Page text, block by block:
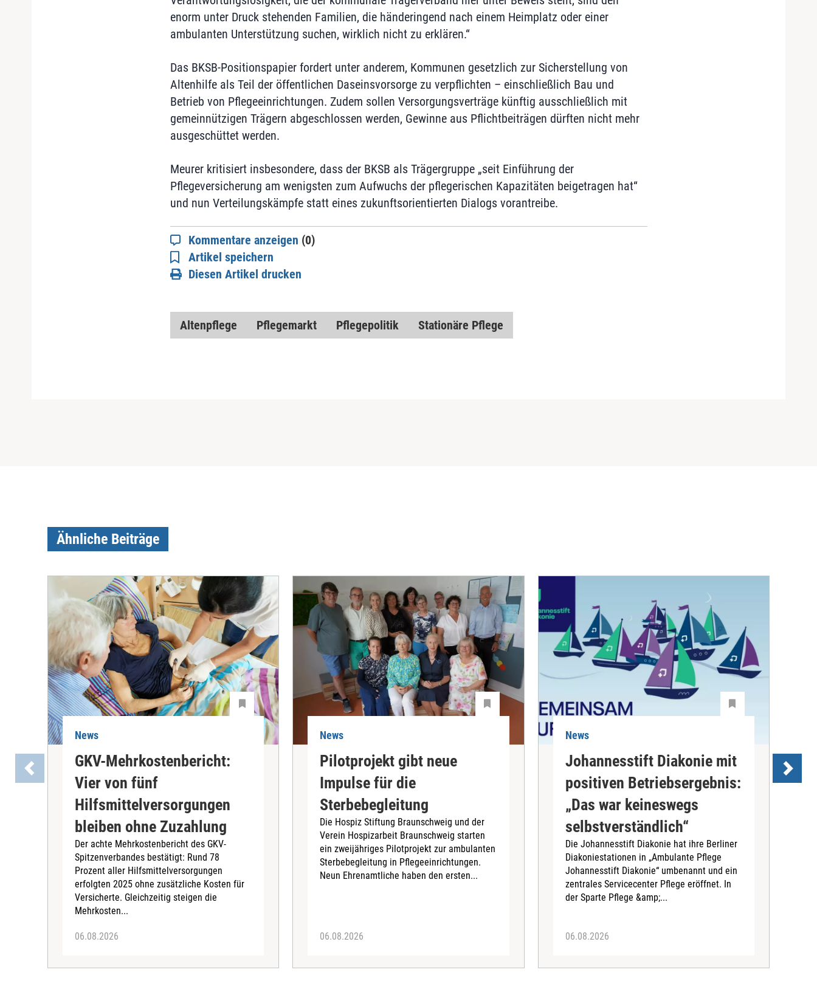
enorm unter Druck stehenden Familien, die händeringend nach einem Heimplatz oder einer
ambulanten Unterstützung suchen, wirklich nicht zu erklären.“
Das BKSB-Positionspapier fordert unter anderem, Kommunen gesetzlich zur Sicherstellung von
Altenhilfe als Teil der öffentlichen Daseinsvorsorge zu verpflichten – einschließlich Bau und
Betrieb von Pflegeeinrichtungen. Zudem sollen Versorgungsverträge künftig ausschließlich mit
gemeinnützigen Trägern abgeschlossen werden, Gewinne aus Pflichtbeiträgen dürften nicht mehr
ausgeschüttet werden.
Meurer kritisiert insbesondere, dass der BKSB als Trägergruppe „seit Einführung der
Pflegeversicherung am wenigsten zum Aufwuchs der pflegerischen Kapazitäten beigetragen hat“
und nun Verteilungskämpfe statt eines zukunftsorientierten Dialogs vorantreibe.
Kommentare anzeigen (0)
Artikel speichern
Diesen Artikel drucken
Altenpflege Pflegemarkt Pflegepolitik Stationäre Pflege
Ähnliche Beiträge
News
GKV-Mehrkostenbericht:
Vier von fünf
Hilfsmittelversorgungen
bleiben ohne Zuzahlung
Der achte Mehrkostenbericht des GKV-
Spitzenverbandes bestätigt: Rund 78
Prozent aller Hilfsmittelversorgungen
erfolgten 2025 ohne zusätzliche Kosten für
Versicherte. Gleichzeitig steigen die
Mehrkosten...
06.08.2026
News
Pilotprojekt gibt neue
Impulse für die
Sterbebegleitung
Die Hospiz Stiftung Braunschweig und der
Verein Hospizarbeit Braunschweig starten
ein zweijähriges Pilotprojekt zur ambulanten
Sterbebegleitung in Pflegeeinrichtungen.
Neun Ehrenamtliche haben den ersten...
06.08.2026
News
Johannesstift Diakonie mit
positiven Betriebsergebnis:
„Das war keineswegs
selbstverständlich“
Die Johannesstift Diakonie hat ihre Berliner
Diakoniestationen in „Ambulante Pflege
Johannesstift Diakonie“ umbenannt und ein
zentrales Servicecenter Pflege eröffnet. In
der Sparte Pflege &amp;...
06.08.2026